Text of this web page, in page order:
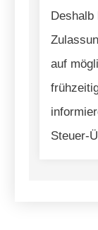
auf
Steuer-